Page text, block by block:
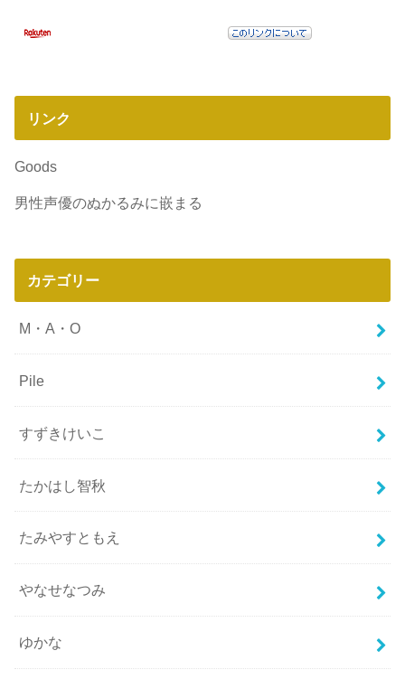
リンク
Goods
男性声優のぬかるみに嵌まる
カテゴリー
M・A・O
Pile
すずきけいこ
たかはし智秋
たみやすともえ
やなせなつみ
ゆかな